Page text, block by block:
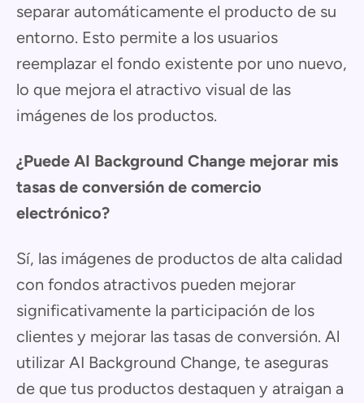
separar automáticamente el producto de su
entorno. Esto permite a los usuarios
reemplazar el fondo existente por uno nuevo,
lo que mejora el atractivo visual de las
imágenes de los productos.
¿Puede AI Background Change mejorar mis
tasas de conversión de comercio
electrónico?
Sí, las imágenes de productos de alta calidad
con fondos atractivos pueden mejorar
significativamente la participación de los
clientes y mejorar las tasas de conversión. Al
utilizar AI Background Change, te aseguras
de que tus productos destaquen y atraigan a